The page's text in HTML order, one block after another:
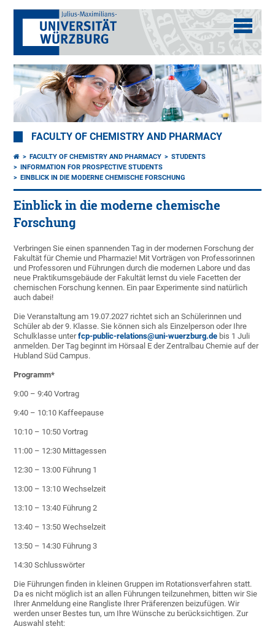
FACULTY OF CHEMISTRY AND PHARMACY
FACULTY OF CHEMISTRY AND PHARMACY
STUDENTS
INFORMATION FOR PROSPECTIVE STUDENTS
EINBLICK IN DIE MODERNE CHEMISCHE FORSCHUNG
Einblick in die moderne chemische
Forschung
Verbringen Sie einen spannenden Tag in der modernen Forschung der
Fakultät für Chemie und Pharmazie! Mit Vorträgen von Professorinnen
und Professoren und Führungen durch die modernen Labore und das
neue Praktikumsgebäude der Fakultät lernst du viele Facetten der
chemischen Forschung kennen. Ein paar Experimente sind natürlich
auch dabei!
Die Veranstaltung am 19.07.2027 richtet sich an Schülerinnen und
Schüler ab der 9. Klasse. Sie können sich als Einzelperson oder Ihre
Schulklasse unterfcp-public-relations@uni-wuerzburg.de bis 1 Juli
anmelden. Der Tag beginnt im Hörsaal E der Zentralbau Chemie auf der
Hubland Süd Campus.
Programm*
9:00 – 9:40 Vortrag
9:40 – 10:10 Kaffeepause
10:10 – 10:50 Vortrag
11:00 – 12:30 Mittagessen
12:30 – 13:00 Führung 1
13:00 – 13:10 Wechselzeit
13:10 – 13:40 Führung 2
13:40 – 13:50 Wechselzeit
13:50 – 14:30 Führung 3
14:30 Schlusswörter
Die Führungen finden in kleinen Gruppen im Rotationsverfahren statt.
Da es nicht möglich ist an allen Führungen teilzunehmen, bitten wir Sie
Ihrer Anmeldung eine Rangliste Ihrer Präferenzen beizufügen. Wir
werden unser Bestes tun, um Ihre Wünsche zu berücksichtigen. Zur
Auswahl steht: